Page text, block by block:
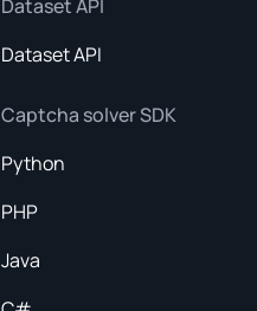
Dataset API
Dataset API
Captcha solver SDK
Python
PHP
Java